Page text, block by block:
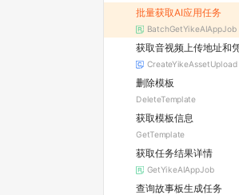
批量获取AI应用任务
BatchGetYikeAIAppJob
获取音视频上传地址和
CreateYikeAssetUpload
删除模板
DeleteTemplate
获取模板信息
GetTemplate
获取任务结果详情
GetYikeAIAppJob
查询故事板生成任务